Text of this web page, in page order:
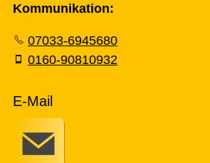
Kommunikation:
07033-6945680
0160-90810932
E-Mail